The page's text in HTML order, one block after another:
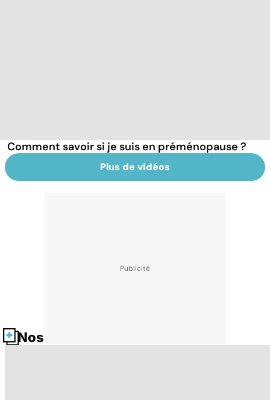
Comment savoir si je suis en préménopause ?
Plus de vidéos
Nos fiches santé